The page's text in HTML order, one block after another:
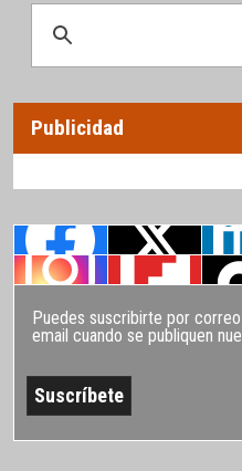
Publicidad
Puedes suscribirte por
email cuando se publiquen